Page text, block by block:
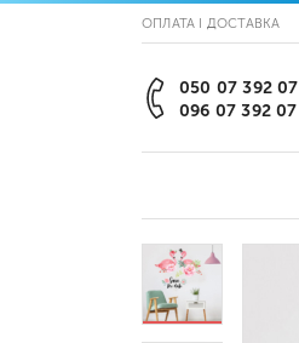
ОПЛАТА І ДОСТАВКА
050 07 392 07
096 07 392 07